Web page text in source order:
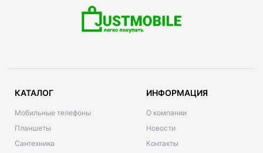
КАТАЛОГ
Мобильные телефоны
Планшеты
Сантехника
ИНФОРМАЦИЯ
О компании
Новости
Контакты